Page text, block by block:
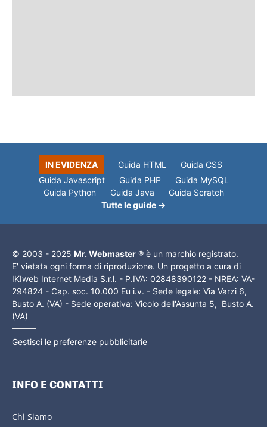
IN EVIDENZA Guida HTML
Guida CSS
Guida Javascript
Guida PHP
Guida MySQL
Guida Python
Guida Java
Guida Scratch
Tutte le guide →
© 2003 - 2025 Mr. Webmaster ® è un marchio registrato.
E' vietata ogni forma di riproduzione. Un progetto a cura di
IKIweb Internet Media S.r.l. - P.IVA: 02848390122 - NREA: VA-
294824 - Cap. soc. 10.000 Eu i.v. - Sede legale: Via Varzi 6,
Busto A. (VA) - Sede operativa: Vicolo dell'Assunta 5, Busto A.
(VA)
Gestisci le preferenze pubblicitarie
INFO E CONTATTI
Chi Siamo